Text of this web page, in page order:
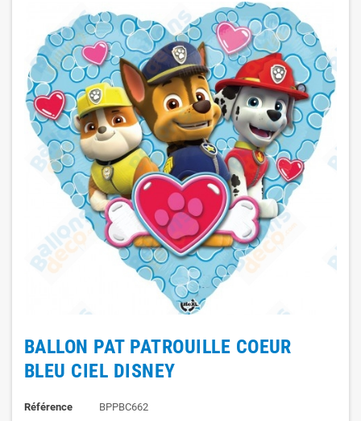
BALLON PAT PATROUILLE COEUR
BLEU CIEL DISNEY
Référence
BPPBC662